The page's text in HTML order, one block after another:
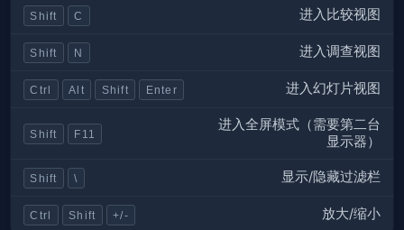
Shift C 进入比较视图
Shift N 进入调查视图
Ctrl Alt Shift Enter 进入幻灯片视图
Shift F11
进入全屏模式（需要第二台
显示器）
Shift \ 显示/隐藏过滤栏
Ctrl Shift +/- 放大/缩小